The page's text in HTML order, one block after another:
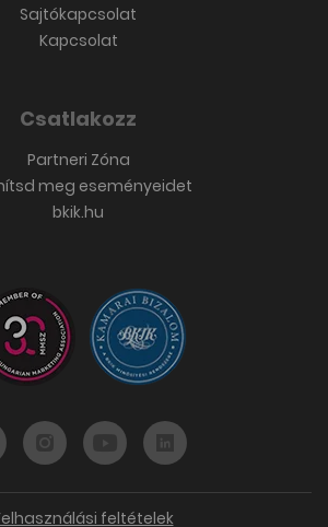
Sajtókapcsolat
Kapcsolat
Csatlakozz
Partneri Zóna
meg eseményeidet
bkik.hu
feltételek